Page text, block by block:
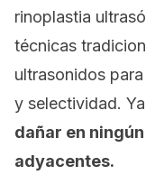
rinoplastia
técnicas
ultrasonidos
y selectividad.
dañar en
adyacentes.